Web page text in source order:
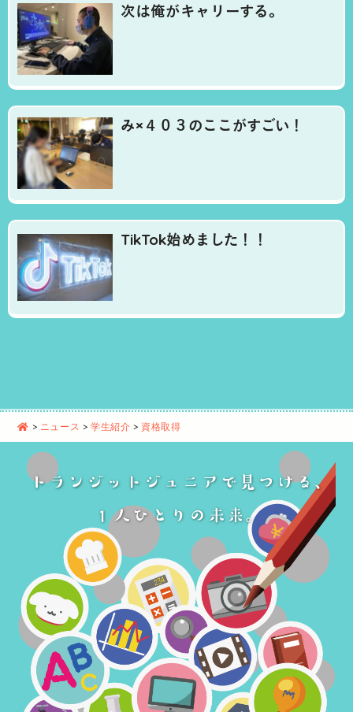
次は俺がキャリーする。
み×４０３のここがすごい！
TikTok始めました！！
> ニュース >学生紹介 > 資格取得